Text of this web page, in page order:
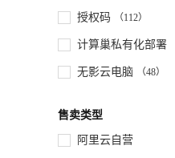
授权码 （112）
计算巢私有化部署
无影云电脑 （48）
售卖类型
阿里云自营